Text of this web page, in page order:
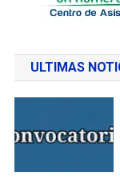
ULTIMAS